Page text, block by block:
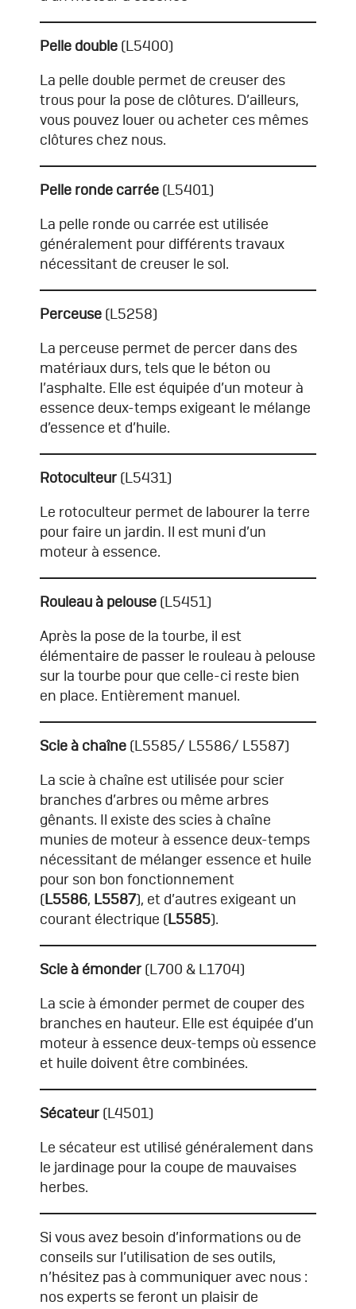
Pelle double (L5400)
La pelle double permet de creuser des
trous pour la pose de clôtures. D’ailleurs,
vous pouvez louer ou acheter ces mêmes
clôtures chez nous.
Pelle ronde carrée (L5401)
La pelle ronde ou carrée est utilisée
généralement pour différents travaux
nécessitant de creuser le sol.
Perceuse (L5258)
La perceuse permet de percer dans des
matériaux durs, tels que le béton ou
l’asphalte. Elle est équipée d’un moteur à
essence deux-temps exigeant le mélange
d’essence et d’huile.
Rotoculteur (L5431)
Le rotoculteur permet de labourer la terre
pour faire un jardin. Il est muni d’un
moteur à essence.
Rouleau à pelouse (L5451)
Après la pose de la tourbe, il est
élémentaire de passer le rouleau à pelouse
sur la tourbe pour que celle-ci reste bien
en place. Entièrement manuel.
Scie à chaîne (L5585/ L5586/ L5587)
La scie à chaîne est utilisée pour scier
branches d’arbres ou même arbres
gênants. Il existe des scies à chaîne
munies de moteur à essence deux-temps
nécessitant de mélanger essence et huile
pour son bon fonctionnement
( L5586, L5587), et d’autres exigeant un
courant électrique ( L5585).
Scie à émonder (L700 & L1704)
La scie à émonder permet de couper des
branches en hauteur. Elle est équipée d’un
moteur à essence deux-temps où essence
et huile doivent être combinées.
Sécateur (L4501)
Le sécateur est utilisé généralement dans
le jardinage pour la coupe de mauvaises
herbes.
Si vous avez besoin d’informations ou de
conseils sur l’utilisation de ses outils,
n’hésitez pas à communiquer avec nous :
nos experts se feront un plaisir de